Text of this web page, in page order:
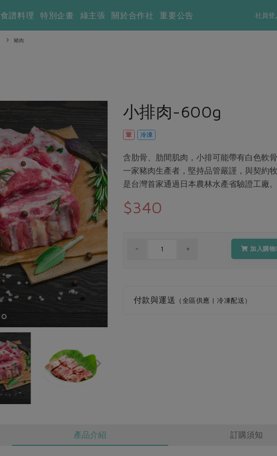
社員登
食譜料理 特別企畫 綠主張 關於合作社 重要公告
豬肉
小排肉-600g
葷 冷凍
含肋骨、肋間肌肉，小排可能帶有白色軟
一家豬肉生產者，堅持品管嚴謹，與契約
是台灣首家通過日本農林水產省驗證工廠。
$340
加入購物
付款與運送 （全區供應 | 冷凍配送）
產品介紹 訂購須知